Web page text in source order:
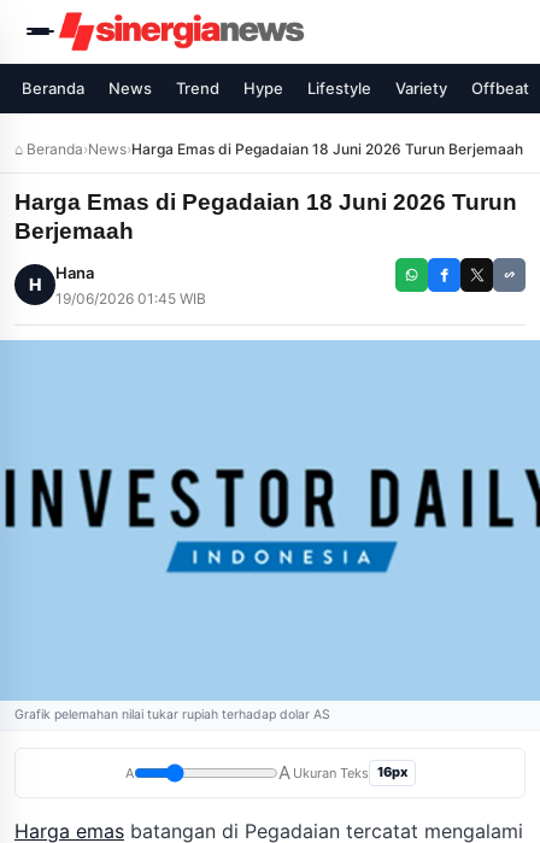
Beranda News Trend Hype Lifestyle Variety Offbeat
⌂ Beranda›News›Harga Emas di Pegadaian 18 Juni 2026 Turun Berjemaah
Harga Emas di Pegadaian 18 Juni 2026 Turun
Berjemaah
H
Hana
19/06/2026 01:45 WIB
Grafik pelemahan nilai tukar rupiah terhadap dolar AS
A A Ukuran Teks 16px
Harga emas batangan di Pegadaian tercatat mengalami